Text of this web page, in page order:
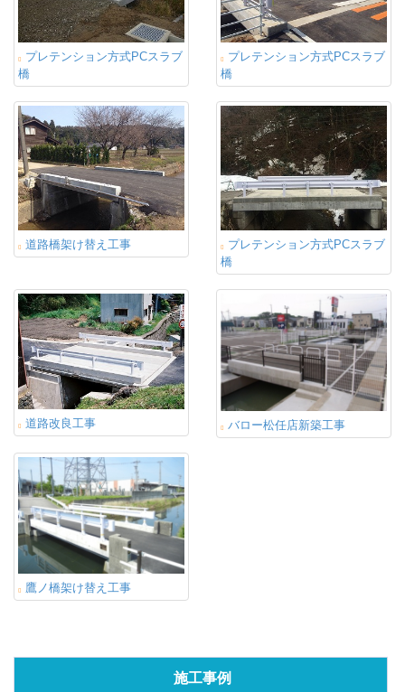
プレテンション方式PCスラブ
橋
プレテンション方式PCスラブ
橋
道路橋架け替え工事
プレテンション方式PCスラブ
橋
道路改良工事 バロー松任店新築工事
鷹ノ橋架け替え工事
施工事例